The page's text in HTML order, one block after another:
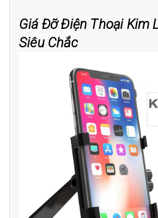
Giá Đỡ Điện Thoại Kim
Siêu Chắc